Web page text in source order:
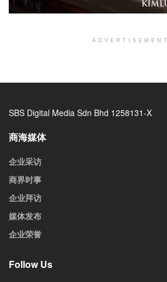
ADVERTISEMENT
SBS Digital Media Sdn Bhd 1258131-X
商海媒体
企业采访
商界时事
企业拜访
媒体发布
企业荣誉
Follow Us